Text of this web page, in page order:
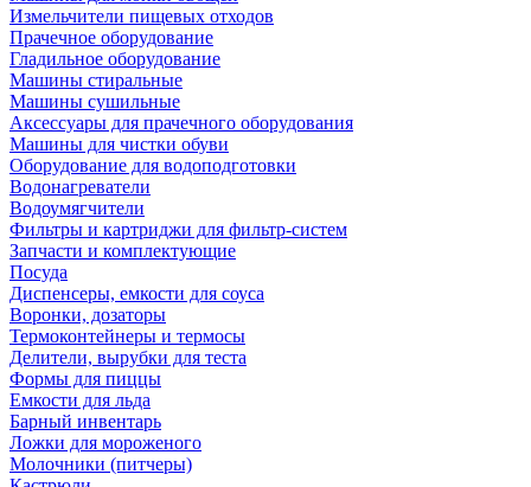
Измельчители пищевых отходов
Прачечное оборудование
Гладильное оборудование
Машины стиральные
Машины сушильные
Аксессуары для прачечного оборудования
Машины для чистки обуви
Оборудование для водоподготовки
Водонагреватели
Водоумягчители
Фильтры и картриджи для фильтр-систем
Запчасти и комплектующие
Посуда
Диспенсеры, емкости для соуса
Воронки, дозаторы
Термоконтейнеры и термосы
Делители, вырубки для теста
Формы для пиццы
Емкости для льда
Барный инвентарь
Ложки для мороженого
Молочники (питчеры)